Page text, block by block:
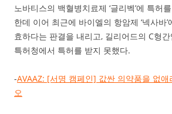
노바티스의 백혈병치료제 ‘글리벡’에 특허
한데 이어 최근에 바이엘의 항암제 ‘넥사바
효하다는 판결을 내리고, 길리어드의 C형간
특허청에서 특허를 받지 못했다.
-AVAAZ: [서명 캠페인] 값싼 의약품을 없애
오